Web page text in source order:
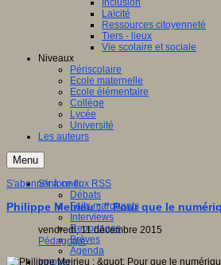
Inclusion
Laïcité
Ressources citoyenneté
Tiers - lieux
Vie scolaire et sociale
Niveaux
Périscolaire
Ecole maternelle
Ecole élémentaire
Collège
Lycée
Université
Les auteurs
Menu
S'informer
Débats
Faits marquants
Interviews
Reportages
Brèves
Agenda
Innover
S'abonner à ce flux RSS
Philippe Meirieu : " Pour que le
vendredi, 11 décembre 2015
Pédagogie